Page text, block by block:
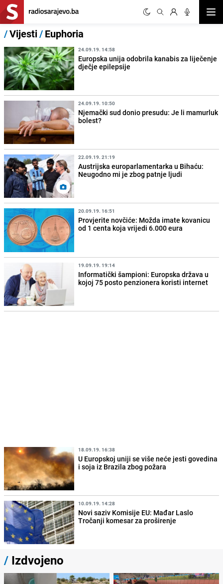
/Vijesti/Euphoria
24.09.19. 14:58
Europska unija odobrila kanabis za liječenje
dječje epilepsije
24.09.19. 10:50
Njemački sud donio presudu: Je li mamurluk
bolest?
22.09.19. 21:19
Austrijska europarlamentarka u Bihaću:
Neugodno mi je zbog patnje ljudi
20.09.19. 16:51
Provjerite novčiće: Možda imate kovanicu
od 1 centa koja vrijedi 6.000 eura
19.09.19. 19:14
Informatički šampioni: Europska država u
kojoj 75 posto penzionera koristi internet
18.09.19. 16:38
U Europskoj uniji se više neće jesti govedina
i soja iz Brazila zbog požara
10.09.19. 14:28
Novi saziv Komisije EU: Mađar Laslo
Tročanji komesar za proširenje
/ Izdvojeno